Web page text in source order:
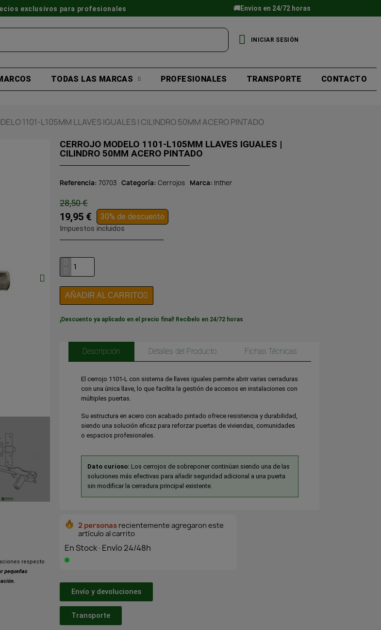
exclusivos para profesionales 🚚Envíos en 24/72 horas
INICIAR SESIÓN
TODAS LAS MARCAS PROFESIONALES TRANSPORTE CONTACTO
1101-L105MM LLAVES IGUALES | CILINDRO 50MM ACERO PINTADO
respecto
pequeñas
CERROJO MODELO 1101-L105MM LLAVES IGUALES |
CILINDRO 50MM ACERO PINTADO
Referencia 70703 Categoría Cerrojos Marca Inther
28,50 €
19,95 € 30% de descuento
Impuestos incluidos
AÑADIR AL CARRITO
¡Descuento ya aplicado en el precio final! Recíbelo en 24/72 horas
Descripción Detalles del Producto Fichas Técnicas
El cerrojo 1101-L con sistema de llaves iguales permite abrir varias cerraduras
con una única llave, lo que facilita la gestión de accesos en instalaciones con
múltiples puertas.
Su estructura en acero con acabado pintado ofrece resistencia y durabilidad,
siendo una solución eficaz para reforzar puertas de viviendas, comunidades
o espacios profesionales.
Dato curioso: Los cerrojos de sobreponer continúan siendo una de las
soluciones más efectivas para añadir seguridad adicional a una puerta
sin modificar la cerradura principal existente.
2 personas recientemente agregaron este
artículo al carrito
En Stock·Envío 24/48h
Envío y devoluciones
Transporte